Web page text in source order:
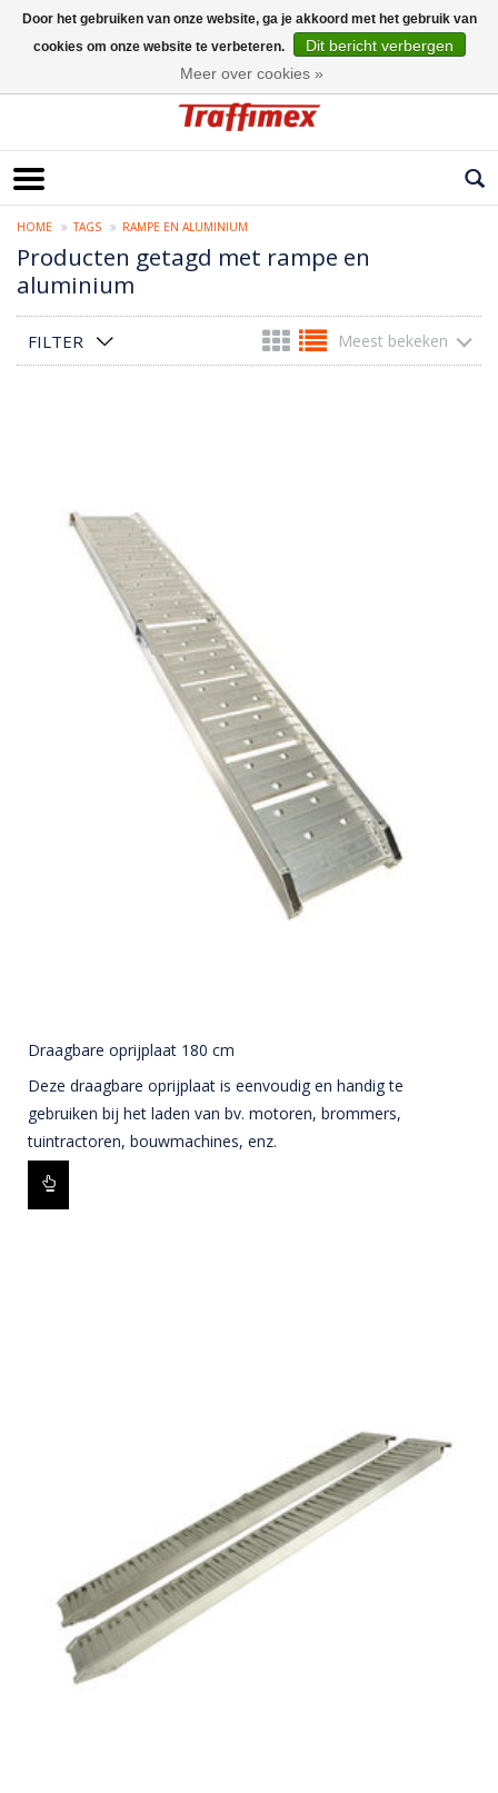
HOME TAGS RAMPE EN ALUMINIUM
Producten getagd met rampe en
aluminium
FILTER Meest bekeken
Draagbare oprijplaat 180 cm
Deze draagbare oprijplaat is eenvoudig en handig te
gebruiken bij het laden van bv. motoren, brommers,
tuintractoren, bouwmachines, enz.
Door het gebruiken van onze website, ga je akkoord met het gebruik van
cookies om onze website te verbeteren.
Dit bericht verbergen
Meer over cookies »